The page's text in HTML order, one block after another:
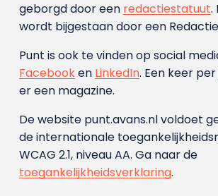
geborgd door een redactiestatuut.
wordt bijgestaan door een
Punt is ook te vinden op social
Facebooken LinkedIn. Een keer
er een magazine.
De website punt.avans.nl voldoet
de internationale
WCAG 2.1, niveau AA. Ga naar de
toegankelijkheidsverklaring.